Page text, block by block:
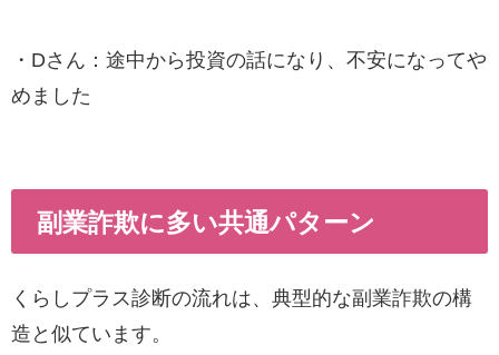
・Dさん：途中から投資の話になり、不安になってや
めました
副業詐欺に多い共通パターン
くらしプラス診断の流れは、典型的な副業詐欺の構
造と似ています。